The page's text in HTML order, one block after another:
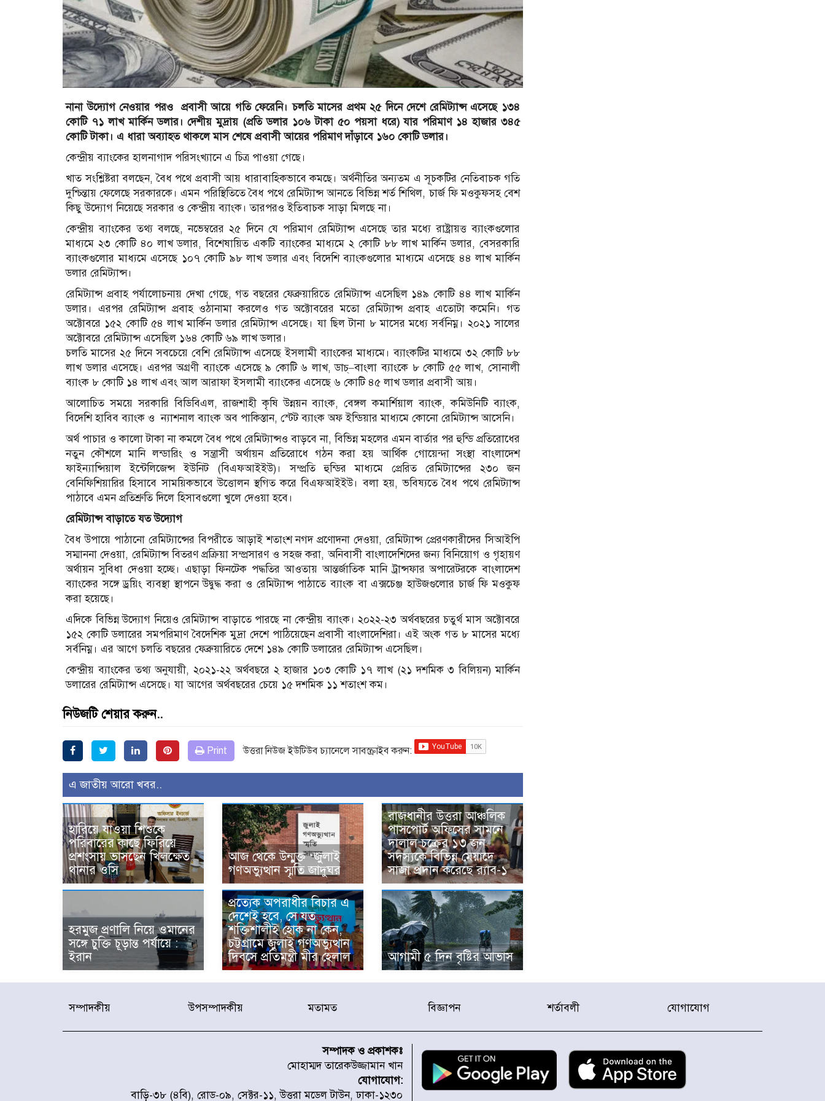
নানা উদ্যোগ নেওয়ার পরও প্রবাসী আয়ে গতি ফেরেনি। চলতি মাসের প্রথম ২৫ দিনে দেশে রেমিট্যান্স এসেছে ১৩৪
কোটি ৭১ লাখ মার্কিন ডলার। দেশীয় মুদ্রায় (প্রতি ডলার ১০৬ টাকা ৫০ পয়সা ধ‌রে) যার পরিমাণ ১৪ হাজার ৩৪৫
কোটি টাকা। এ ধারা অব্যাহত থাকলে মাস শেষে প্রবাসী আয়ের পরিমাণ দাঁড়াবে ১৬০ কোটি ডলার।
কেন্দ্রীয় ব্যাংকের হালনাগাদ পরিসংখ্যানে এ চিত্র পাওয়া গেছে।
খাত সংশ্লিষ্টরা বলছেন, বৈধ পথে প্রবাসী আয় ধারাবাহিকভাবে কমছে। অর্থনীতির অন্যতম এ সূচকটির নেতিবাচক গতি
দুশ্চিন্তায় ফেলেছে সরকারকে। এমন পরিস্থিতিতে বৈধ পথে রেমিট্যান্স আনতে বিভিন্ন শর্ত শিথিল, চার্জ ফি মওকুফসহ বেশ
কিছু উদ্যোগ নিয়েছে সরকার ও কেন্দ্রীয় ব্যাংক। তারপরও ইতিবাচক সাড়া মিলছে না।
কেন্দ্রীয় ব্যাংকের তথ্য বলছে, নভেম্বরের ২৫ দিনে যে পরিমাণ রেমিট্যান্স এসেছে তার মধ্যে রাষ্ট্রায়ত্ত ব্যাংকগুলোর
মাধ্যমে ২৩ কোটি ৪০ লাখ ডলার, বিশেষায়িত একটি ব্যাংকের মাধ্যমে ২ কোটি ৮৮ লাখ মার্কিন ডলার, বেসরকারি
ব্যাংকগুলোর মাধ্যমে এসেছে ১০৭ কোটি ৯৮ লাখ ডলার এবং বিদেশি ব্যাংকগুলোর মাধ্যমে এসেছে ৪৪ লাখ মার্কিন
ডলার রেমিট্যান্স।
রেমিট্যান্স প্রবাহ পর্যালোচনায় দেখা গেছে, গত বছরের ফেব্রুয়ারিতে রেমিট্যান্স এসেছিল ১৪৯ কোটি ৪৪ লাখ মার্কিন
ডলার। এরপর রেমিট্যান্স প্রবাহ ওঠানামা করলেও গত অক্টোবরের মতো রেমিট্যান্স প্রবাহ এতোটা কমেনি। গত
অক্টোবরে ১৫২ কোটি ৫৪ লাখ মার্কিন ডলার রেমিট্যান্স এসেছে। যা ছিল টানা ৮ মাসের মধ্যে সর্বনিম্ন। ২০২১ সালের
অক্টোবরে রেমিট্যান্স এসেছিল ১৬৪ কোটি ৬৯ লাখ ডলার।
চলতি মাসের ২৫ দিনে সবচেয়ে বেশি রেমিট্যান্স এসেছে ইসলামী ব্যাংকের মাধ্যমে। ব্যাংকটির মাধ্যমে ৩২ কোটি ৮৮
লাখ ডলার এসেছে। এরপর অগ্রণী ব্যাংকে এসেছে ৯ কোটি ৬ লাখ, ডাচ্–বাংলা ব্যাংকে ৮ কোটি ৫৫ লাখ, সোনালী
ব্যাংক ৮ কোটি ১৪ লাখ এবং আল আরাফা ইসলামী ব্যাংকের এসেছে ৬ কোটি ৪৫ লাখ ডলার প্রবাসী আয়।
আলোচিত সময়ে সরকারি বিডিবিএল, রাজশাহী কৃষি উন্নয়ন ব্যাংক, বেঙ্গল কমার্শিয়াল ব্যাংক, কমিউনিটি ব্যাংক,
বিদেশি হাবিব ব্যাংক ও ন্যাশনাল ব্যাংক অব পাকিস্তান, স্টেট ব্যাংক অফ ইন্ডিয়ার মাধ্যমে কোনো রেমিট্যান্স আসেনি।
অর্থ পাচার ও কালো টাকা না কমলে বৈধ পথে রেমিট্যান্সও বাড়বে না, বিভিন্ন মহলের এমন বার্তার পর হুন্ডি প্রতিরোধের
নতুন কৌশলে মানি লন্ডারিং ও সন্ত্রাসী অর্থায়ন প্রতিরোধে গঠন করা হয় আর্থিক গোয়েন্দা সংস্থা বাংলাদেশ
ফাইন্যান্সিয়াল ইন্টেলিজেন্স ইউনিট (বিএফআইইউ)। সম্প্রতি হুন্ডির মাধ্যমে প্রেরিত রেমিট্যান্সের ২৩০ জন
বেনিফিশিয়ারির হিসাবে সাময়িকভাবে উত্তোলন স্থগিত করে বিএফআইইউ। বলা হয়, ভবিষ্যতে বৈধ পথে রেমিট্যান্স
পাঠাবে এমন প্রতিশ্রুতি দিলে হিসাবগুলো খুলে দেওয়া হবে।
রেমিট্যান্স বাড়া‌তে যত উদ্যোগ
বৈধ উপায়ে পাঠানো রেমিট্যান্সের বিপরীতে আড়াই শতাংশ নগদ প্রণোদনা দেওয়া, রেমিট্যান্স প্রেরণকারীদের সিআইপি
সম্মাননা দেওয়া, রেমিট্যান্স বিতরণ প্রক্রিয়া সম্প্রসারণ ও সহজ করা, অনিবাসী বাংলাদেশিদের জন্য বিনিয়োগ ও গৃহায়ণ
অর্থায়ন সুবিধা দেওয়া হচ্ছে। এছাড়া ফিনটেক পদ্ধতির আওতায় আন্তর্জাতিক মানি ট্রান্সফার অপারেটরকে বাংলাদেশ
ব্যাংকের সঙ্গে ড্রয়িং ব্যবস্থা স্থাপনে উদ্বুদ্ধ করা ও রেমিট্যান্স পাঠাতে ব্যাংক বা এক্সচেঞ্জ হাউজগুলোর চার্জ ফি মওকুফ
করা হয়েছে।
এদিকে বিভিন্ন উদ্যোগ নিয়েও রেমিট্যান্স বাড়াতে পারছে না কেন্দ্রীয় ব্যাংক। ২০২২-২৩ অর্থবছরের চতুর্থ মাস অক্টোবরে
১৫২ কোটি ডলারের সমপরিমাণ বৈদেশিক মুদ্রা দেশে পাঠিয়েছেন প্রবাসী বাংলাদেশিরা। এই অংক গত ৮ মাসের মধ্যে
সর্বনিম্ন। এর আগে চলতি বছরের ফেব্রুয়ারিতে দেশে ১৪৯ কোটি ডলারের রেমিট্যান্স এসেছিল।
কেন্দ্রীয় ব্যাংকের তথ্য অনুযায়ী, ২০২১-২২ অর্থবছরে ২ হাজার ১০৩ কোটি ১৭ লাখ (২১ দশমিক ৩ বিলিয়ন) মার্কিন
ডলারের রেমিট্যান্স এসেছে। যা আগের অর্থবছরের চেয়ে ১৫ দশমিক ১১ শতাংশ কম।
নিউজটি শেয়ার করুন..
Print উত্তরা নিউজ ইউটিউব চ্যানেলে সাবস্ক্রাইব করুন:
এ জাতীয় আরো খবর..
হারিয়ে যাওয়া শিশুকে
পরিবারের কাছে ফিরিয়ে
প্রশংসায় ভাসছেন খিলক্ষেত
থানার ওসি
আজ থেকে উন্মুক্ত ‘জুলাই
গণঅভ্যুত্থান স্মৃতি জাদুঘর
রাজধানীর উত্তরা আঞ্চলিক
পাসপোর্ট অফিসের সামনে
দালাল চক্রের ১৩ জন
সদস্যকে বিভিন্ন মেয়াদে
সাজা প্রদান করেছে র‌্যাব-১
হরমুজ প্রণালি নিয়ে ওমানের
সঙ্গে চুক্তি চূড়ান্ত পর্যায়ে :
ইরান
প্রত্যেক অপরাধীর বিচার এ
দেশেই হবে, সে যত
শক্তিশালীই হোক না কেন,
চট্টগ্রামে জুলাই গণঅভ্যুত্থান
দিবসে প্রতিমন্ত্রী মীর হেলাল
আগামী ৫ দিন বৃষ্টির আভাস
সম্পাদকীয় উপসম্পাদকীয় মতামত বিজ্ঞাপন শর্তাবলী যোগাযোগ
সম্পাদক ও প্রকাশকঃ
মোহাম্মদ তারেকউজ্জামান খান
যোগাযোগ:
বাড়ি-৩৮ (৪বি), রোড-০৯, সেক্টর-১১, উত্তরা মডেল টাউন, ঢাকা-১২৩০